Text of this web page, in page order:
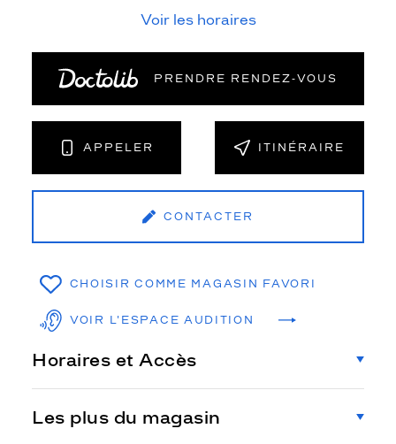
Voir les horaires
PRENDRE RENDEZ‑VOUS
APPELER ITINÉRAIRE
CONTACTER
CHOISIR COMME MAGASIN FAVORI
VOIR L'ESPACE AUDITION
Horaires et Accès
Les plus du magasin